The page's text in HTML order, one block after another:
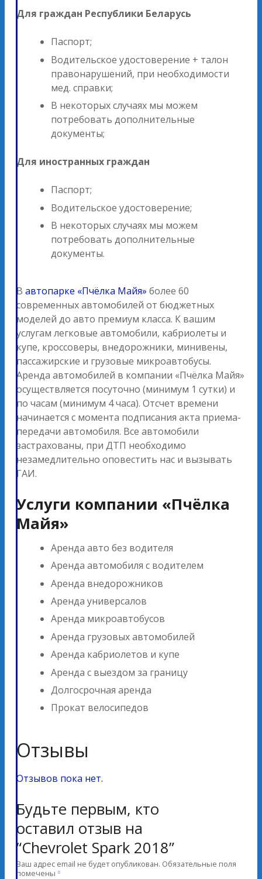
Для граждан Республики Беларусь
Паспорт;
Водительское удостоверение + талон
правонарушений, при необходимости
мед. справки;
В некоторых случаях мы можем
потребовать дополнительные
документы;
Для иностранных граждан
Паспорт;
Водительское удостоверение;
В некоторых случаях мы можем
потребовать дополнительные
документы.
В автопарке «Пчёлка Майя» более 60
современных автомобилей от бюджетных
моделей до авто премиум класса. К вашим
услугам легковые автомобили, кабриолеты и
купе, кроссоверы, внедорожники, минивены,
пассажирские и грузовые микроавтобусы.
Аренда автомобилей в компании «Пчёлка Майя»
осуществляется посуточно (минимум 1 сутки) и
по часам (минимум 4 часа). Отсчет времени
начинается с момента подписания акта приема-
передачи автомобиля. Все автомобили
застрахованы, при ДТП необходимо
незамедлительно оповестить нас и вызывать
ГАИ.
Услуги компании «Пчёлка
Майя»
Аренда авто без водителя
Аренда автомобиля с водителем
Аренда внедорожников
Аренда универсалов
Аренда микроавтобусов
Аренда грузовых автомобилей
Аренда кабриолетов и купе
Аренда с выездом за границу
Долгосрочная аренда
Прокат велосипедов
Отзывы
Отзывов пока нет.
Будьте первым, кто
оставил отзыв на
“Chevrolet Spark 2018”
Ваш адрес email не будет опубликован. Обязательные поля
помечены